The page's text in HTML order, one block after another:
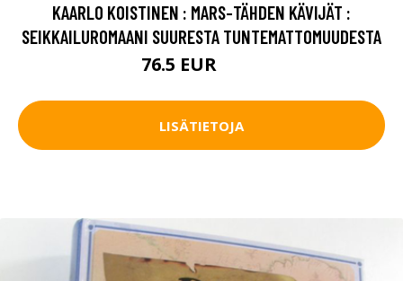
KAARLO KOISTINEN : MARS-TÄHDEN KÄVIJÄT :
SEIKKAILUROMAANI SUURESTA TUNTEMATTOMUUDESTA
76.5 EUR
LISÄTIETOJA